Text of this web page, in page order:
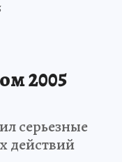
2005
серьезные
действий